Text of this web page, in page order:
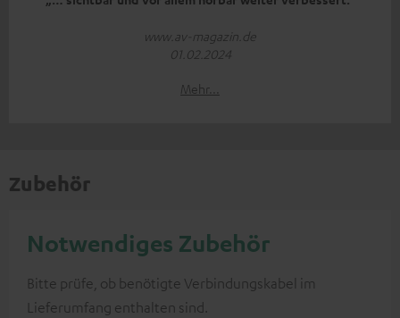
www.av-magazin.de
01.02.2024
Mehr...
Zubehör
Notwendiges Zubehör
Bitte prüfe, ob benötigte Verbindungskabel im
Lieferumfang enthalten sind.